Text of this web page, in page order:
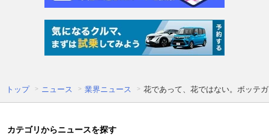
トップ ニュース 業界ニュース 花であって、花ではない。ボッテ
カテゴリからニュースを探す